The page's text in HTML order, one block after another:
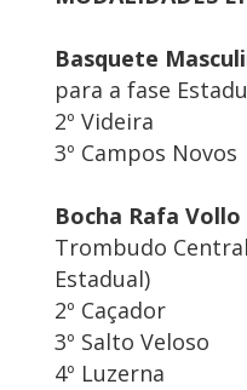
Basquete
para a fase
2º Videira
3º Campos Novos
Bocha Rafa
Trombudo
Estadual)
2º Caçador
3º Salto Veloso
4º Luzerna